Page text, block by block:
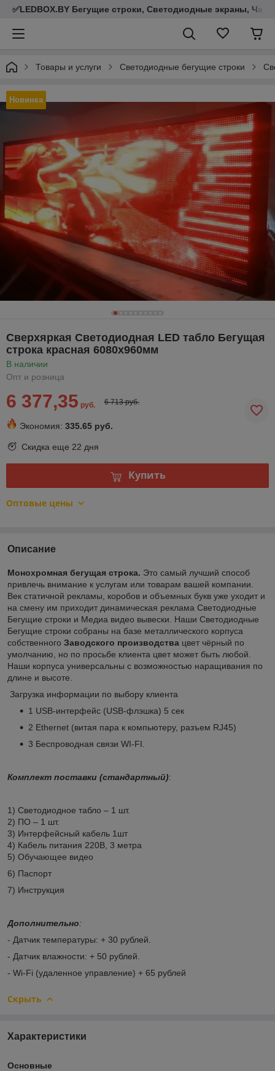
✅LEDBOX.BY Бегущие строки, Светодиодные экраны,
Товары и услуги Светодиодные бегущие строки
Новинка
Сверхяркая Светодиодная LED табло Бегущая
строка красная 6080х960мм
В наличии
Опт и розница
6 377,35 руб. 6 713 руб.
Экономия: 335.65 руб.
Скидка еще 22 дня
Купить
Оптовые цены
Описание
Монохромная бегущая строка. Это самый лучший способ
привлечь внимание к услугам или товарам вашей компании.
Век статичной рекламы, коробов и объемных букв уже уходит и
на смену им приходит динамическая реклама Светодиодные
Бегущие строки и Медиа видео вывески. Наши Светодиодные
Бегущие строки собраны на базе металлического корпуса
собственного Заводского производства цвет чёрный по
умолчанию, но по просьбе клиента цвет может быть любой.
Наши корпуса универсальны с возможностью наращивания по
длине и высоте.
Загрузка информации по выбору клиента
1 USB-интерфейс (USB-флэшка) 5 сек
2 Ethernet (витая пара к компьютеру, разъем RJ45)
3 Беспроводная связи WI-FI.
Комплект поставки (стандартный):
1) Светодиодное табло – 1 шт.
2) ПО – 1 шт.
3) Интерфейсный кабель 1шт
4) Кабель питания 220В, 3 метра
5) Обучающее видео
6) Паспорт
7) Инструкция
Дополнительно:
- Датчик температуры: + 30 рублей.
- Датчик влажности: + 50 рублей.
- Wi-Fi (удаленное управление) + 65 рублей
Скрыть
Характеристики
Основные